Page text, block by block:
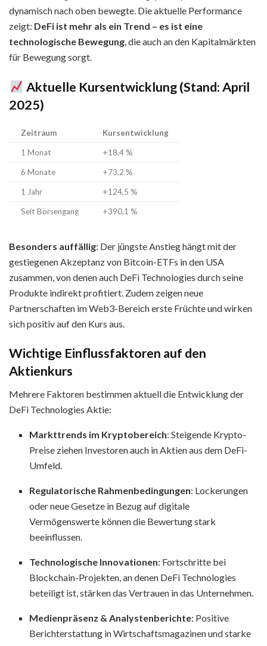
dynamisch nach oben bewegte. Die aktuelle Performance
zeigt: DeFi ist mehr als ein Trend – es ist eine
technologische Bewegung, die auch an den Kapitalmärkten
für Bewegung sorgt.
Aktuelle Kursentwicklung (Stand: April
2025)
Zeitraum Kursentwicklung
1 Monat +18,4 %
6 Monate +73,2 %
1 Jahr +124,5 %
Seit Börsengang +390,1 %
Besonders auffällig: Der jüngste Anstieg hängt mit der
gestiegenen Akzeptanz von Bitcoin-ETFs in den USA
zusammen, von denen auch DeFi Technologies durch seine
Produkte indirekt profitiert. Zudem zeigen neue
Partnerschaften im Web3-Bereich erste Früchte und wirken
sich positiv auf den Kurs aus.
Wichtige Einflussfaktoren auf den
Aktienkurs
Mehrere Faktoren bestimmen aktuell die Entwicklung der
DeFi Technologies Aktie:
Markttrends im Kryptobereich: Steigende Krypto-
Preise ziehen Investoren auch in Aktien aus dem DeFi-
Umfeld.
Regulatorische Rahmenbedingungen: Lockerungen
oder neue Gesetze in Bezug auf digitale
Vermögenswerte können die Bewertung stark
beeinflussen.
Technologische Innovationen: Fortschritte bei
Blockchain-Projekten, an denen DeFi Technologies
beteiligt ist, stärken das Vertrauen in das Unternehmen.
Medienpräsenz & Analystenberichte: Positive
Berichterstattung in Wirtschaftsmagazinen und starke